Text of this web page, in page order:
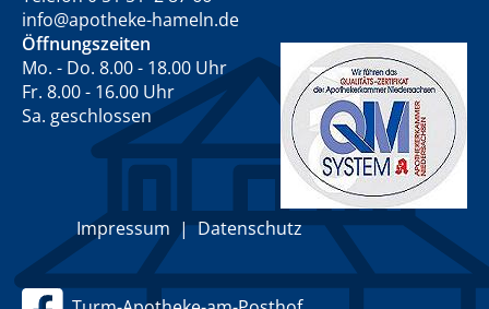
info@apotheke-hameln.de
Öffnungszeiten
Mo. - Do. 8.00 - 18.00 Uhr
Fr. 8.00 - 16.00 Uhr
Sa. geschlossen
Impressum |Datenschutz